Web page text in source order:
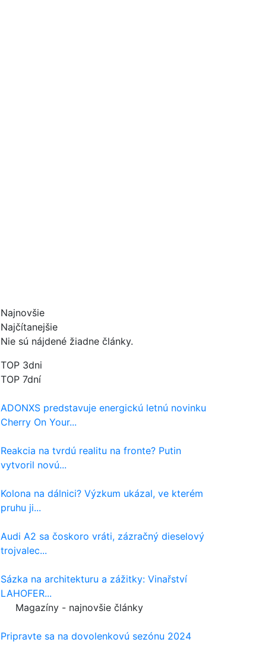
Najnovšie
Najčítanejšie
Nie sú nájdené žiadne články.
TOP 3dni
TOP 7dní
ADONXS predstavuje energickú letnú novinku
Cherry On Your...
Reakcia na tvrdú realitu na fronte? Putin
vytvoril novú...
Kolona na dálnici? Výzkum ukázal, ve kterém
pruhu ji...
Audi A2 sa čoskoro vráti, zázračný dieselový
trojvalec...
Sázka na architekturu a zážitky: Vinařství
LAHOFER...
Magazíny - najnovšie články
Pripravte sa na dovolenkovú sezónu 2024